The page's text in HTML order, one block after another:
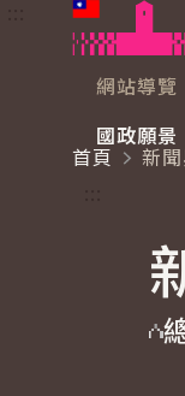
跳到主要內容
網站導覽
國政願景
國家氣候
重要談話
總統府新聞
影音頻道
賴清德總統
參觀資訊
首頁 新